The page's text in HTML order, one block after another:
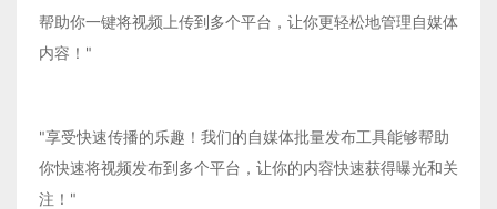
帮助你一键将视频上传到多个平台，让你更轻松地管理自媒体
内容！"
"享受快速传播的乐趣！我们的自媒体批量发布工具能够帮助
你快速将视频发布到多个平台，让你的内容快速获得曝光和关
注！"